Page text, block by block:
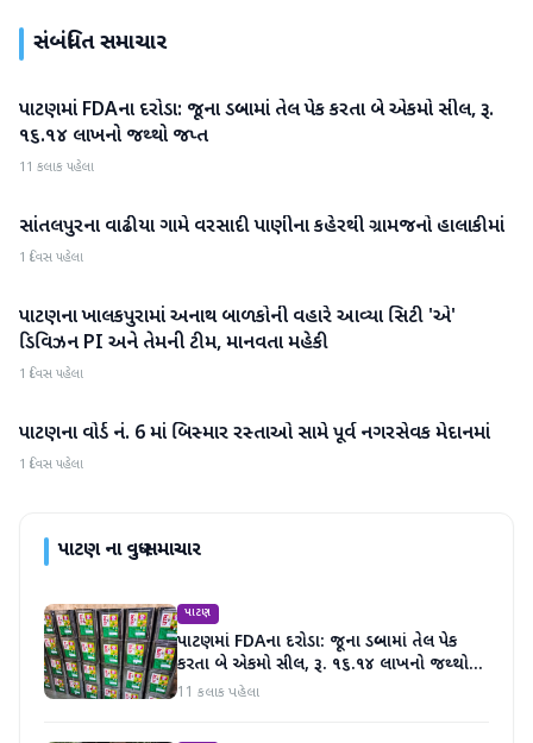
સંબંધિત સમાચાર
પાટણ
પાટણમાં FDAના દરોડા: જૂના ડબ્બામાં તેલ પેક કરતા બે એકમો સીલ, રૂ.
૧૬.૧૪ લાખનો જથ્થો જપ્ત
11 કલાક પહેલા
પાટણ
સાંતલપુરના વાઢીયા ગામે વરસાદી પાણીના કહેરથી ગ્રામજનો હાલાકીમાં
1 દિવસ પહેલા
પાટણ
પાટણના ખાલકપુરામાં અનાથ બાળકોની વહારે આવ્યા સિટી 'એ'
ડિવિઝન PI અને તેમની ટીમ, માનવતા મહેકી
1 દિવસ પહેલા
પાટણ
પાટણના વોર્ડ નં. 6 માં બિસ્માર રસ્તાઓ સામે પૂર્વ નગરસેવક મેદાનમાં
1 દિવસ પહેલા
પાટણના વધુ સમાચાર
પાટણ
પાટણમાં FDAના દરોડા: જૂના ડબ્બામાં તેલ પેક
કરતા બે એકમો સીલ, રૂ. ૧૬.૧૪ લાખનો જથ્થો
જપ્ત
11 કલાક પહેલા